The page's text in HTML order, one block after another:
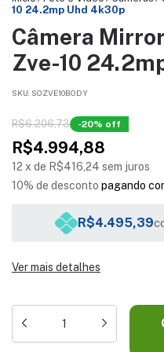
10 24.2mp Uhd 4k30p
Câmera
Zve-10
SKU: SOZVE10BODY
R$6.206,73 -20% off
12 x de R$416,24 sem juros
10% de desconto pagando
R$4.495,39
Ver mais detalhes
R$4.994,88